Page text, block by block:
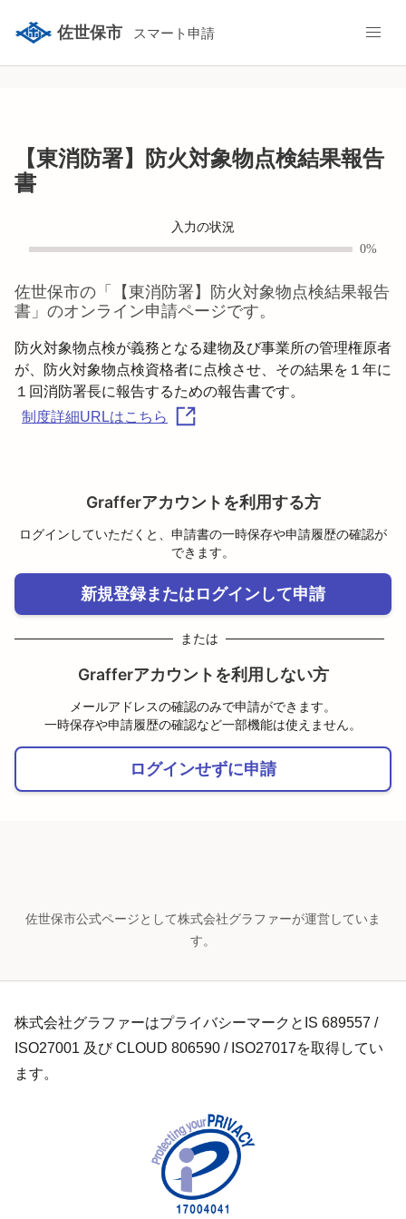
佐世保市 スマート申請
【東消防署】防火対象物点検結果報告
書
入力の状況
0%
佐世保市の「
【東消防署】防火対象物点検結果報告
書 」のオンライン申請ページです。
防火対象物点検が義務となる建物及び事業所の管理権原者
が、防火対象物点検資格者に点検させ、その結果を１年に
制度詳細URLはこちら
Grafferアカウントを利用する方
ログインしていただくと、申請書の一時保存や申請履歴の確認が
できます。
新規登録またはログインして申請
または
Grafferアカウントを利用しない方
メールアドレスの確認のみで申請ができます。
一時保存や申請履歴の確認など一部機能は使えません。
ログインせずに申請
佐世保市公式ページとして株式会社グラファーが運営していま
す。
株式会社グラファーはプライバシーマークとIS 689557 /
ISO27001 及び CLOUD 806590 / ISO27017を取得してい
ます。